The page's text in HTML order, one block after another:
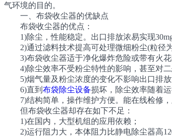
气环境的目的。
一、布袋收尘器的优缺点
布袋收尘器的优点：
1)除尘，性能稳定。出口排放浓易实现30mg/
2)通过滤料技术提高可处理微细粉尘(粒径为
3)布袋收尘器适于净化爆炸危险或带有火花
4)除尘效率不受粉尘特性的影响，甚至对二
5)烟气量及粉尘浓度的变化不影响出口排放
6)直到 布袋除尘设备损坏，除尘效率随着
7)结构简单，操作维护方便。能在线检修，
但布袋收尘器却存在如下不足：
1)在国内，大型机组的应用依赖；
2)运行阻力大，本体阻力比静电除尘器高